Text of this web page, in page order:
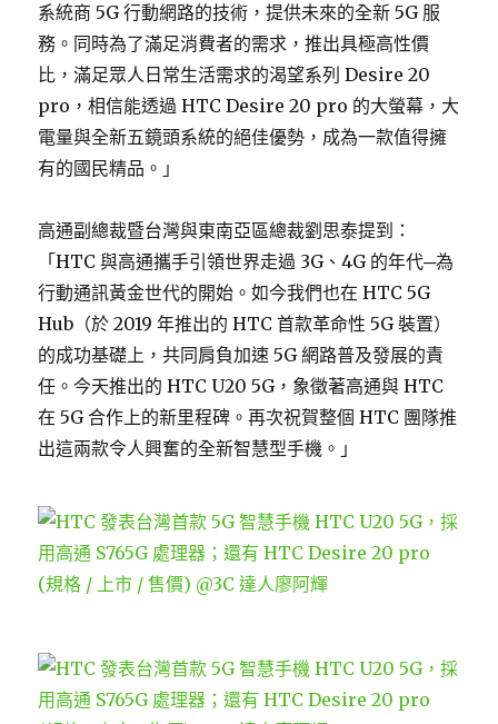
系統商 5G 行動網路的技術，提供未來的全新 5G 服
務。同時為了滿足消費者的需求，推出具極高性價
比，滿足眾人日常生活需求的渴望系列 Desire 20
pro，相信能透過 HTC Desire 20 pro 的大螢幕，大
電量與全新五鏡頭系統的絕佳優勢，成為一款值得擁
有的國民精品。」
高通副總裁暨台灣與東南亞區總裁劉思泰提到：
「HTC 與高通攜手引領世界走過 3G、4G 的年代─為
行動通訊黃金世代的開始。如今我們也在 HTC 5G
Hub（於 2019 年推出的 HTC 首款革命性 5G 裝置）
的成功基礎上，共同肩負加速 5G 網路普及發展的責
任。今天推出的 HTC U20 5G，象徵著高通與 HTC
在 5G 合作上的新里程碑。再次祝賀整個 HTC 團隊推
出這兩款令人興奮的全新智慧型手機。」